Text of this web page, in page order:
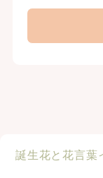
誕生花と花言葉